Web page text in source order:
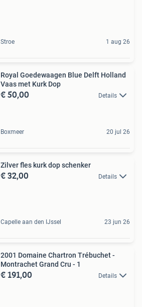
Stroe 1 aug 26
Royal Goedewaagen Blue Delft Holland
Vaas met Kurk Dop
€ 50,00 Details
Boxmeer 20 jul 26
Zilver fles kurk dop schenker
€ 32,00 Details
Capelle aan den IJssel 23 jun 26
2001 Domaine Chartron Trébuchet -
Montrachet Grand Cru - 1
€ 191,00 Details